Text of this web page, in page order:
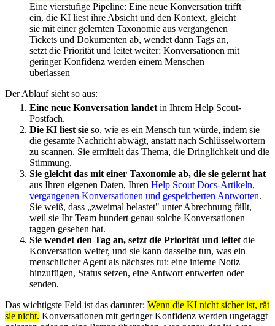
Eine vierstufige Pipeline: Eine neue Konversation trifft
ein, die KI liest ihre Absicht und den Kontext, gleicht
sie mit einer gelernten Taxonomie aus vergangenen
Tickets und Dokumenten ab, wendet dann Tags an,
setzt die Priorität und leitet weiter; Konversationen mit
geringer Konfidenz werden einem Menschen
überlassen
Der Ablauf sieht so aus:
Eine neue Konversation landet in Ihrem Help Scout-
Postfach.
Die KI liest sie so, wie es ein Mensch tun würde, indem sie
die gesamte Nachricht abwägt, anstatt nach Schlüsselwörtern
zu scannen. Sie ermittelt das Thema, die Dringlichkeit und die
Stimmung.
Sie gleicht das mit einer Taxonomie ab, die sie gelernt hat
aus Ihren eigenen Daten, Ihren Help Scout Docs-Artikeln,
vergangenen Konversationen und gespeicherten Antworten.
Sie weiß, dass „zweimal belastet" unter Abrechnung fällt,
weil sie Ihr Team hundert genau solche Konversationen
taggen gesehen hat.
Sie wendet den Tag an, setzt die Priorität und leitet die
Konversation weiter, und sie kann dasselbe tun, was ein
menschlicher Agent als nächstes tut: eine interne Notiz
hinzufügen, Status setzen, eine Antwort entwerfen oder
senden.
Das wichtigste Feld ist das darunter: Wenn die KI nicht sicher ist, rät
sie nicht. Konversationen mit geringer Konfidenz werden ungetaggt